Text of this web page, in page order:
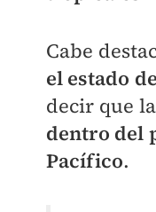
Cabe
el estado
decir que
dentro del
Pacífico.